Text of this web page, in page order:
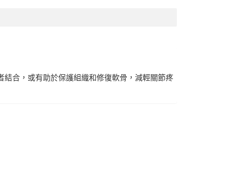
合，或有助於保護組織和修復軟骨，減輕關節疼